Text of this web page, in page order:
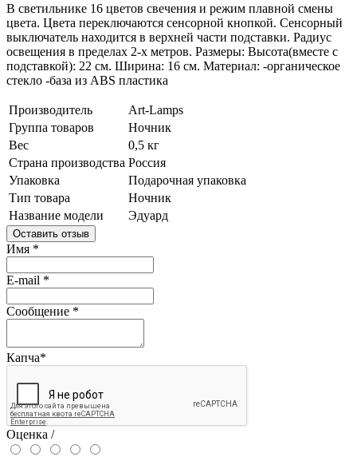
В светильнике 16 цветов свечения и режим плавной смены
цвета. Цвета переключаются сенсорной кнопкой. Сенсорный
выключатель находится в верхней части подставки. Радиус
освещения в пределах 2-х метров. Размеры: Высота(вместе с
подставкой): 22 см. Ширина: 16 см. Материал: -органическое
стекло -база из ABS пластика
Производитель
Art-Lamps
Группа товаров
Ночник
Вес
0,5 кг
Страна производства Россия
Упаковка
Подарочная упаковка
Тип товара
Ночник
Название модели
Эдуард
Оставить отзыв
Имя *
E-mail *
Сообщение *
Капча*
Оценка /